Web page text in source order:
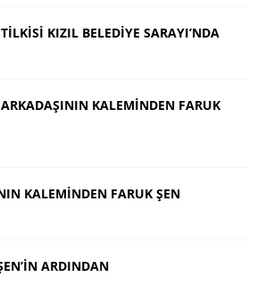
KIZIL BELEDİYE SARAYI’NDA
KALEMİNDEN FARUK
KALEMİNDEN FARUK ŞEN
ARDINDAN